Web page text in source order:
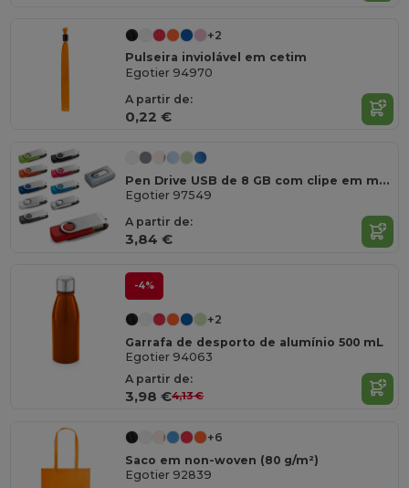
+2
Pulseira inviolável em cetim
Egotier 94970
A partir de:
0,22 €
Pen Drive USB de 8 GB com clipe em metal
Egotier 97549
A partir de:
3,84 €
-4%
+2
Garrafa de desporto de alumínio 500 mL
Egotier 94063
A partir de:
3,98 €4,13 €
+6
Saco em non-woven (80 g/m²)
Egotier 92839